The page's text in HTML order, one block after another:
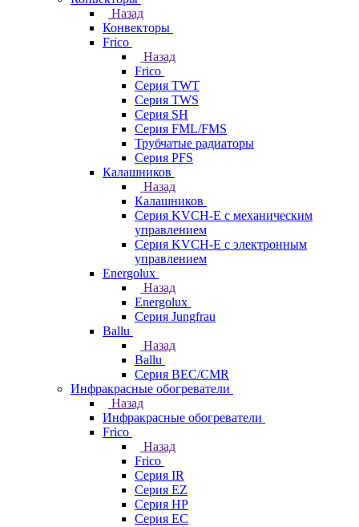
Назад
Конвекторы
Frico
Назад
Frico
Серия TWT
Серия TWS
Серия SH
Серия FML/FMS
Трубчатые радиаторы
Серия PFS
Калашников
Назад
Калашников
Серия KVCH-E с механическим
управлением
Серия KVCH-E с электронным
управлением
Energolux
Назад
Energolux
Серия Jungfrau
Ballu
Назад
Ballu
Серия BEC/CMR
Инфракрасные обогреватели
Назад
Инфракрасные обогреватели
Frico
Назад
Frico
Серия IR
Серия EZ
Серия HP
Серия EC